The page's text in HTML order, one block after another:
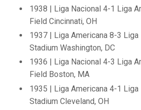
1938 | Liga Nacional 4-1 Liga
Field Cincinnati, OH
1937 | Liga Americana 8-3 Liga
Stadium Washington, DC
1936 | Liga Nacional 4-3 Liga
Field Boston, MA
1935 | Liga Americana 4-1
Stadium Cleveland, OH